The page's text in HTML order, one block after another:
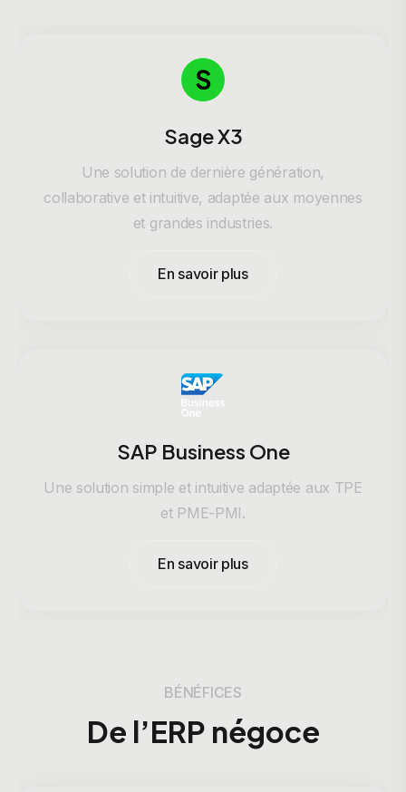
Sage X3
Une solution de dernière génération,
collaborative et intuitive, adaptée aux moyennes
et grandes industries.
En savoir plus
SAP Business One
Une solution simple et intuitive adaptée aux TPE
et PME-PMI.
En savoir plus
BÉNÉFICES
De l’ERP négoce